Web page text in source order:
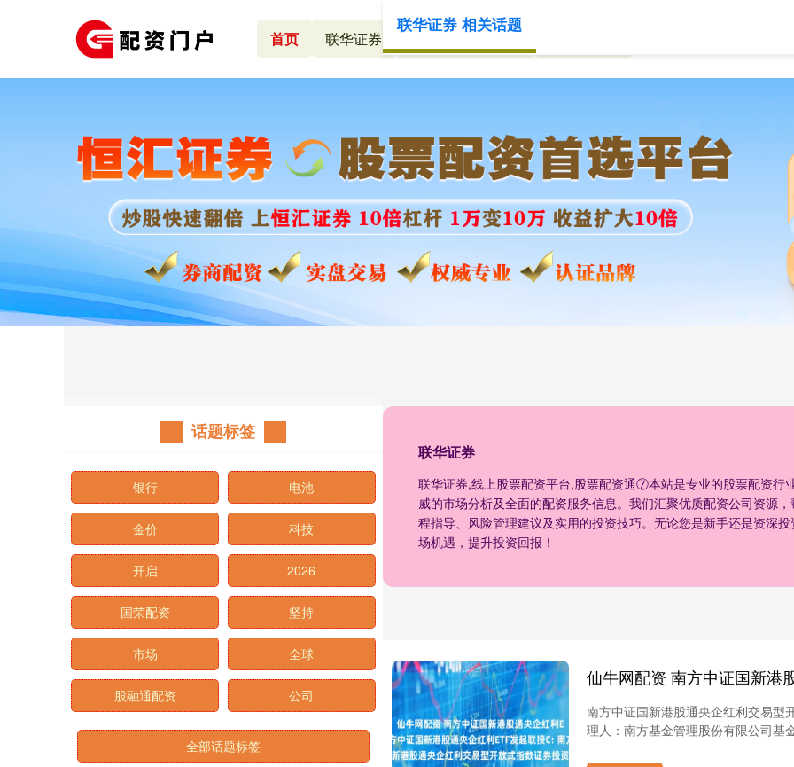
首页 联华证券 线上股票配资平台
联华证券
联华证券,线上股票配资平台,股票配资通⑦本站是专业的股票配资行
威的市场分析及全面的配资服务信息。我们汇聚优质配资公司资源
程指导、风险管理建议及实用的投资技巧。无论您是新手还是资深
场机遇，提升投资回报！
联华证券 相关话题
南方中证国新港股通央企红利交易型
理人：南方基金管理股份有限公司基
话题标签
银行 电池
金价 科技
开启 2026
国荣配资 坚持
市场 全球
股融通配资 公司
全部话题标签